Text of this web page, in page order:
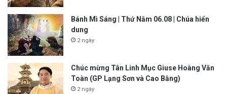
Bánh Mì Sáng | Thứ Năm 06.08 | Chúa hiển
dung
2 ngày
Chúc mừng Tân Linh Mục Giuse Hoàng Văn
Toàn (GP Lạng Sơn và Cao Bằng)
2 ngày